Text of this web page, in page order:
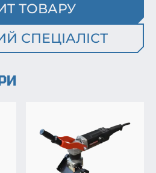
ТОВАРУ
СПЕЦІАЛІСТ